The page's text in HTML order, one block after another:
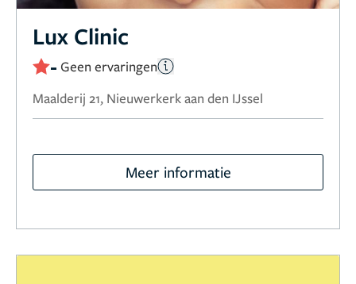
Lux Clinic
- Geen ervaringen
Maalderij 21, Nieuwerkerk aan den IJssel
Meer informatie